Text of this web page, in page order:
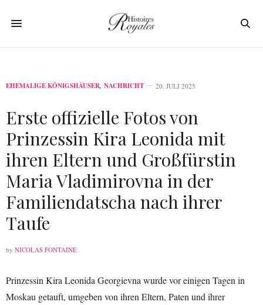
EHEMALIGE KÖNIGSHÄUSER, NACHRICHT 20. JULI 2025
Erste offizielle Fotos von
Prinzessin Kira Leonida mit
ihren Eltern und Großfürstin
Maria Vladimirovna in der
Familiendatscha nach ihrer
Taufe
by NICOLAS FONTAINE
Prinzessin Kira Leonida Georgievna wurde vor einigen Tagen in
Moskau getauft, umgeben von ihren Eltern, Paten und ihrer